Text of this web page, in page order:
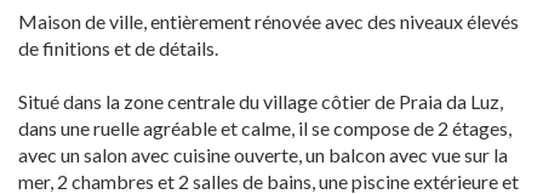
Maison de ville, entièrement rénovée avec des niveaux élevés
de finitions et de détails.
Situé dans la zone centrale du village côtier de Praia da Luz,
dans une ruelle agréable et calme, il se compose de 2 étages,
avec un salon avec cuisine ouverte, un balcon avec vue sur la
mer, 2 chambres et 2 salles de bains, une piscine extérieure et